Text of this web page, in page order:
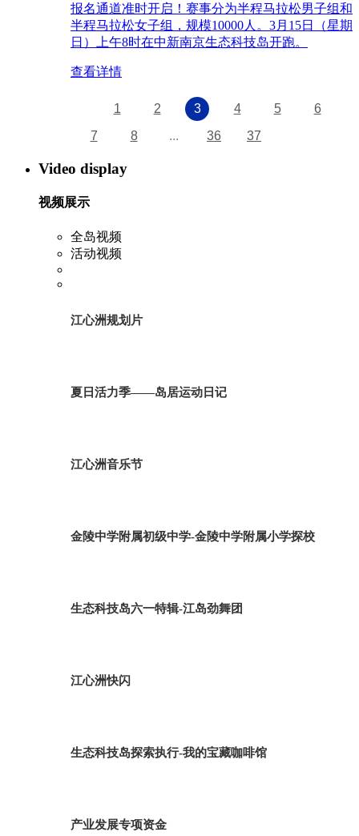
报名通道准时开启！赛事分为半程马拉松男子组和
半程马拉松女子组，规模10000人。3月15日（星期
日）上午8时在中新南京生态科技岛开跑。
查看详情
1 2 3 4 5
6
7
8 ... 36 37
Video display
视频展示
全岛视频
活动视频
江心洲规划片
夏日活力季——岛居运动日记
江心洲音乐节
金陵中学附属初级中学-金陵中学附属小学探校
生态科技岛六一特辑-江岛劲舞团
江心洲快闪
生态科技岛探索执行-我的宝藏咖啡馆
产业发展专项资金